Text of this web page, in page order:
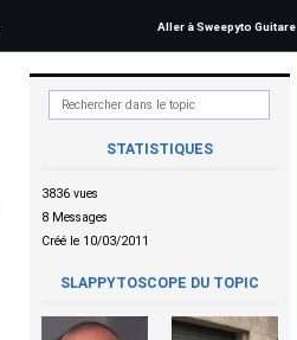
Aller à Sweepyto Guitare
STATISTIQUES
3836 vues
8 Messages
Créé le 10/03/2011
SLAPPYTOSCOPE DU TOPIC